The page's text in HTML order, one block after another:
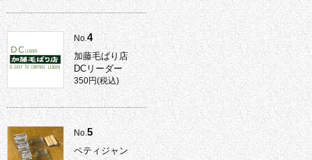
No.4
加藤毛ばり店
DCリーダー
350円(税込)
No.5
ペティジャン